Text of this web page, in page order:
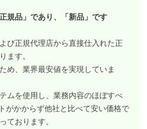
規品」であり、「新品」です
び正規代理店から直接仕入れた正
ます。
め、業界最安値を実現していま
ムを使用し、業務内容のほぼすべ
がかからず他社と比べて安い価格で
ております。